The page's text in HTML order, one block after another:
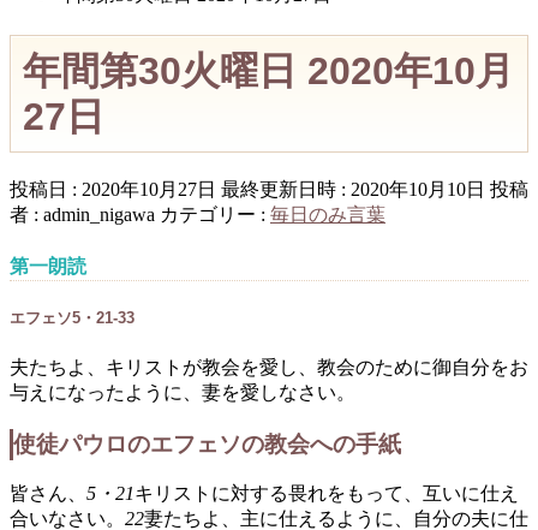
年間第30火曜日 2020年10月
27日
投稿日 : 2020年10月27日 最終更新日時 : 2020年10月10日 投稿
者 : admin_nigawa カテゴリー : 毎日のみ言葉
第一朗読
エフェソ5・21-33
夫たちよ、キリストが教会を愛し、教会のために御自分をお
与えになったように、妻を愛しなさい。
使徒パウロのエフェソの教会への手紙
皆さん、 5・21キリストに対する畏れをもって、互いに仕え
合いなさい。 22妻たちよ、主に仕えるように、自分の夫に仕